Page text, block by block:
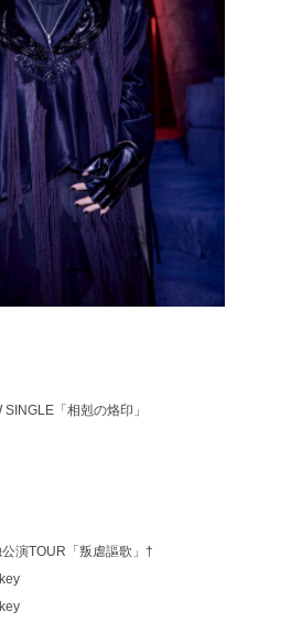
「相剋の烙印」
演TOUR「叛虐謳歌」†